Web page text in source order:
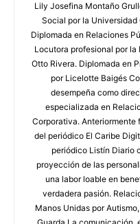
Lily Josefina Montaño
Social por la
Diplomada en Relaciones
Locutora profesional por
Otto Rivera. Diplomada en
por Licelotte Baigés
desempeña como
especializada en
Corporativa. Anteriormente
del periódico El Caribe
periódico Listín Diario
proyección de las
una labor loable en
verdadera pasión.
Manos Unidas por